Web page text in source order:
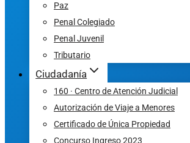
Paz
Penal Colegiado
Penal Juvenil
Tributario
Ciudadanía
160 · Centro de Atención Judicial
Autorización de Viaje a Menores
Certificado de Única Propiedad
Concurso Ingreso 2023